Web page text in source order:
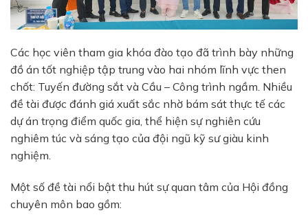
Các học viên tham gia khóa đào tạo đã trình bày những
đồ án tốt nghiệp tập trung vào hai nhóm lĩnh vực then
chốt: Tuyến đường sắt và Cầu – Công trình ngầm. Nhiều
đề tài được đánh giá xuất sắc nhờ bám sát thực tế các
dự án trọng điểm quốc gia, thể hiện sự nghiên cứu
nghiêm túc và sáng tạo của đội ngũ kỹ sư giàu kinh
nghiệm.
Một số đề tài nổi bật thu hút sự quan tâm của Hội đồng
chuyên môn bao gồm: